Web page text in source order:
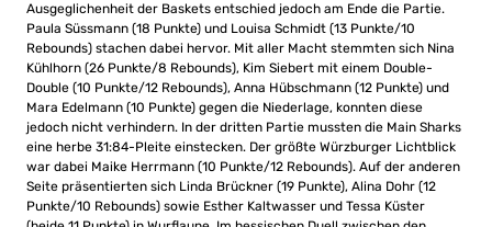
Ausgeglichenheit der Baskets entschied jedoch am Ende die Partie.
Paula Süssmann (18 Punkte) und Louisa Schmidt (13 Punkte/10
Rebounds) stachen dabei hervor. Mit aller Macht stemmten sich Nina
Kühlhorn (26 Punkte/8 Rebounds), Kim Siebert mit einem Double-
Double (10 Punkte/12 Rebounds), Anna Hübschmann (12 Punkte) und
Mara Edelmann (10 Punkte) gegen die Niederlage, konnten diese
jedoch nicht verhindern. In der dritten Partie mussten die Main Sharks
eine herbe 31:84-Pleite einstecken. Der größte Würzburger Lichtblick
war dabei Maike Herrmann (10 Punkte/12 Rebounds). Auf der anderen
Seite präsentierten sich Linda Brückner (19 Punkte), Alina Dohr (12
Punkte/10 Rebounds) sowie Esther Kaltwasser und Tessa Küster